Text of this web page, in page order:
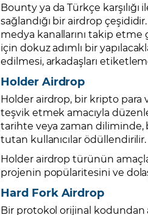
Bounty ya da Türkçe
sağlandığı bir airdrop
medya kanallarını takip etme
için dokuz adımlı bir
edilmesi, arkadaşları
Holder Airdrop
Holder airdrop, bir kripto
teşvik etmek amacıyla
tarihte veya zaman
tutan kullanıcılar ödüllendirilir.
Holder airdrop türünün
projenin popülaritesini ve
Hard Fork Airdrop
Bir protokol orijinal kodundan